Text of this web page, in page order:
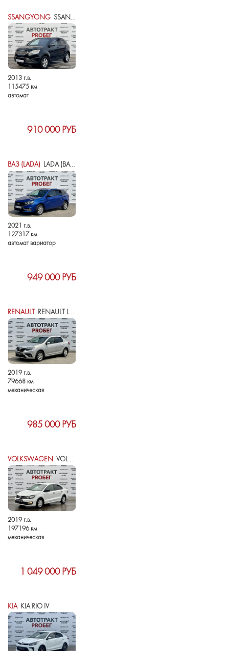
SSANGYONG SSANGYONG ACTYON II
2013 г.в.
115475 км
автомат
910 000 РУБ
ВАЗ (LADA) LADA (ВАЗ) VESTA I
2021 г.в.
127317 км
автомат вариатор
949 000 РУБ
RENAULT RENAULT LOGAN II РЕСТАЙЛИНГ
2019 г.в.
79668 км
механическая
985 000 РУБ
VOLKSWAGEN VOLKSWAGEN POLO V РЕСТАЙЛИНГ
2019 г.в.
197196 км
механическая
1 049 000 РУБ
KIAKIA RIO IV